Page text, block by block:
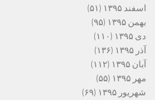
اسفند ۱۳۹۵
(۵۱)
بهمن ۱۳۹۵
(۹۵)
دی ۱۳۹۵
(۱۱۰)
آذر ۱۳۹۵
(۱۳۶)
آبان ۱۳۹۵
(۱۱۲)
مهر ۱۳۹۵
(۵۵)
شهریور ۱۳۹۵
(۶۹)